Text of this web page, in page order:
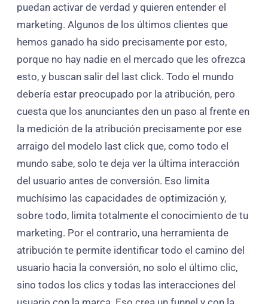
puedan activar de verdad y quieren entender el
marketing. Algunos de los últimos clientes que
hemos ganado ha sido precisamente por esto,
porque no hay nadie en el mercado que les ofrezca
esto, y buscan salir del last click. Todo el mundo
debería estar preocupado por la atribución, pero
cuesta que los anunciantes den un paso al frente en
la medición de la atribución precisamente por ese
arraigo del modelo last click que, como todo el
mundo sabe, solo te deja ver la última interacción
del usuario antes de conversión. Eso limita
muchísimo las capacidades de optimización y,
sobre todo, limita totalmente el conocimiento de tu
marketing. Por el contrario, una herramienta de
atribución te permite identificar todo el camino del
usuario hacia la conversión, no solo el último clic,
sino todos los clics y todas las interacciones del